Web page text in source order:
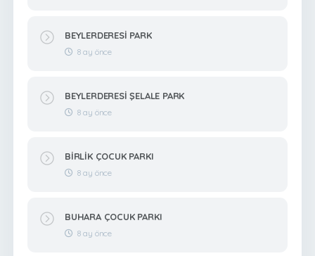
BEYLERDERESİ PARK
8 ay önce
BEYLERDERESİ ŞELALE PARK
8 ay önce
BİRLİK ÇOCUK PARKI
8 ay önce
BUHARA ÇOCUK PARKI
8 ay önce